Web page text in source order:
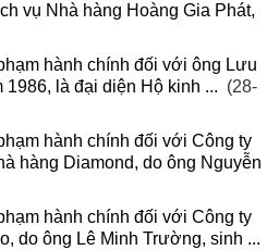
vụ Nhà hàng Hoàng Gia Phát,
hành chính đối với ông Lưu
1986, là đại diện Hộ kinh ... (28-
hành chính đối với Công ty
hàng Diamond, do ông Nguyễn
hành chính đối với Công ty
do ông Lê Minh Trường, sinh ...